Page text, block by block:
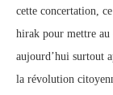
cette concertation,
hirak pour mettre
aujourd’hui surtout
la révolution